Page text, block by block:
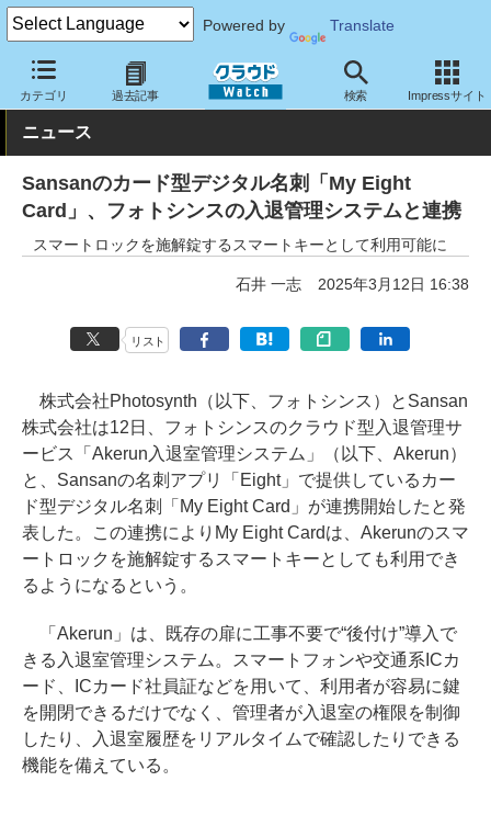
Powered by Translate
カテゴリ 過去記事 検索 Impressサイト
クラウド Watch トピック 協業・提携 国内
ニュース
Sansanのカード型デジタル名刺「My Eight
Card」、フォトシンスの入退管理システムと連携
スマートロックを施解錠するスマートキーとして利用可能に
石井 一志 2025年3月12日 16:38
リスト
株式会社Photosynth（以下、フォトシンス）とSansan
株式会社は12日、フォトシンスのクラウド型入退管理サ
ービス「Akerun入退室管理システム」（以下、Akerun）
と、Sansanの名刺アプリ「Eight」で提供しているカー
ド型デジタル名刺「My Eight Card」が連携開始したと発
表した。この連携によりMy Eight Cardは、Akerunのスマ
ートロックを施解錠するスマートキーとしても利用でき
るようになるという。
「Akerun」は、既存の扉に工事不要で“後付け”導入で
きる入退室管理システム。スマートフォンや交通系ICカ
ード、ICカード社員証などを用いて、利用者が容易に鍵
を開閉できるだけでなく、管理者が入退室の権限を制御
したり、入退室履歴をリアルタイムで確認したりできる
機能を備えている。